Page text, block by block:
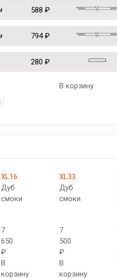
588 ₽
794 ₽
280 ₽
В корзину
XL16
Дуб
смоки
7
650
₽
В
корзину
XL33
Дуб
смоки
7
500
₽
В
корзину